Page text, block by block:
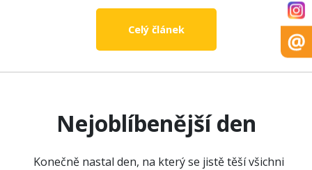
Celý článek
Nejoblíbenější den
Konečně nastal den, na který se jistě těší všichni